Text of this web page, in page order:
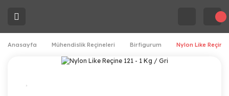
Anasayfa Mühendislik Reçineleri Birfigurum Nylon Like Reçine